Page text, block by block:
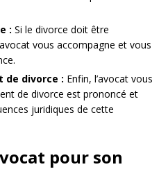
: Si le divorce doit être
vous accompagne et vous
de divorce : Enfin, l’avocat vous
de divorce est prononcé et
juridiques de cette
pour son